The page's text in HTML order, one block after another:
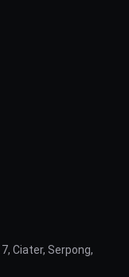
Ciater, Serpong,